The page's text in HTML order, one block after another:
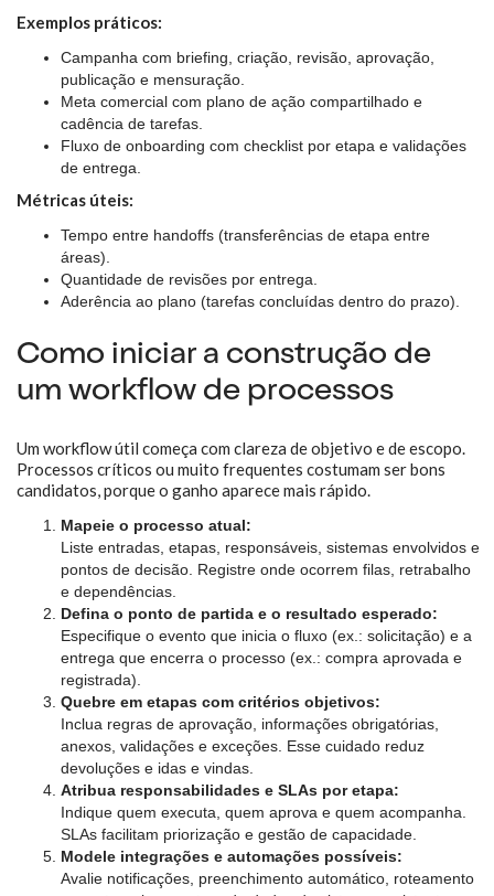
Exemplos práticos:
Campanha com briefing, criação, revisão, aprovação,
publicação e mensuração.
Meta comercial com plano de ação compartilhado e
cadência de tarefas.
Fluxo de onboarding com checklist por etapa e validações
de entrega.
Métricas úteis:
Tempo entre handoffs (transferências de etapa entre
áreas).
Quantidade de revisões por entrega.
Aderência ao plano (tarefas concluídas dentro do prazo).
Como iniciar a construção de
um workflow de processos
Um workflow útil começa com clareza de objetivo e de escopo.
Processos críticos ou muito frequentes costumam ser bons
candidatos, porque o ganho aparece mais rápido.
Mapeie o processo atual:
Liste entradas, etapas, responsáveis, sistemas envolvidos e
pontos de decisão. Registre onde ocorrem filas, retrabalho
e dependências.
Defina o ponto de partida e o resultado esperado:
Especifique o evento que inicia o fluxo (ex.: solicitação) e a
entrega que encerra o processo (ex.: compra aprovada e
registrada).
Quebre em etapas com critérios objetivos:
Inclua regras de aprovação, informações obrigatórias,
anexos, validações e exceções. Esse cuidado reduz
devoluções e idas e vindas.
Atribua responsabilidades e SLAs por etapa:
Indique quem executa, quem aprova e quem acompanha.
SLAs facilitam priorização e gestão de capacidade.
Modele integrações e automações possíveis:
Avalie notificações, preenchimento automático, roteamento